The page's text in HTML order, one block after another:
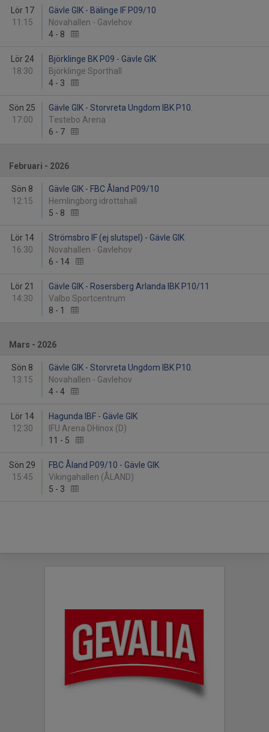
Lör 17
11:15
Gävle GIK - Bälinge IF P09/10
Novahallen - Gavlehov
4 - 8
Lör 24
18:30
Björklinge BK P09 - Gävle GIK
Björklinge Sporthall
4 - 3
Sön 25
17:00
Gävle GIK - Storvreta Ungdom IBK P10.
Testebo Arena
6 - 7
Februari - 2026
Sön 8
12:15
Gävle GIK - FBC Åland P09/10
Hemlingborg idrottshall
5 - 8
Lör 14
16:30
Strömsbro IF (ej slutspel) - Gävle GIK
Novahallen - Gavlehov
6 - 14
Lör 21
14:30
Gävle GIK - Rosersberg Arlanda IBK P10/11
Valbo Sportcentrum
8 - 1
Mars - 2026
Sön 8
13:15
Gävle GIK - Storvreta Ungdom IBK P10.
Novahallen - Gavlehov
4 - 4
Lör 14
12:30
Hagunda IBF - Gävle GIK
IFU Arena DHinox (D)
11 - 5
Sön 29
15:45
FBC Åland P09/10 - Gävle GIK
Vikingahallen (ÅLAND)
5 - 3